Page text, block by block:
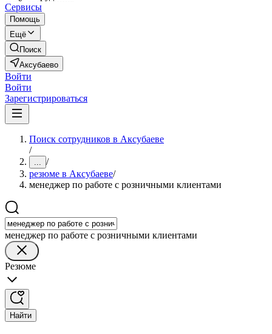
Сервисы
Помощь
Ещё
Поиск
Аксубаево
Войти
Войти
Зарегистрироваться
Поиск сотрудников в Аксубаеве
/
... /
резюме в Аксубаеве/
менеджер по работе с розничными клиентами
менеджер по работе с розничными клиентами
Резюме
Найти